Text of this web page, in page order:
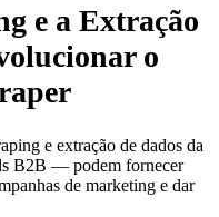
e a Extração
o
e extração de dados da
B2B — podem fornecer
de marketing e dar